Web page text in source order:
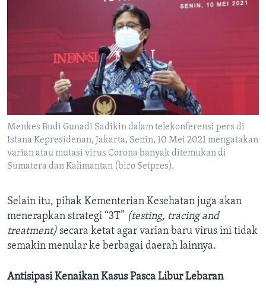
Menkes Budi Gunadi Sadikin dalam telekonferensi pers di
Istana Kepresidenan, Jakarta, Senin, 10 Mei 2021 mengatakan
varian atau mutasi virus Corona banyak ditemukan di
Sumatera dan Kalimantan (biro Setpres).
Selain itu, pihak Kementerian Kesehatan juga akan
menerapkan strategi “3T” (testing, tracing and
treatment) secara ketat agar varian baru virus ini tidak
semakin menular ke berbagai daerah lainnya.
Antisipasi Kenaikan Kasus Pasca Libur Lebaran